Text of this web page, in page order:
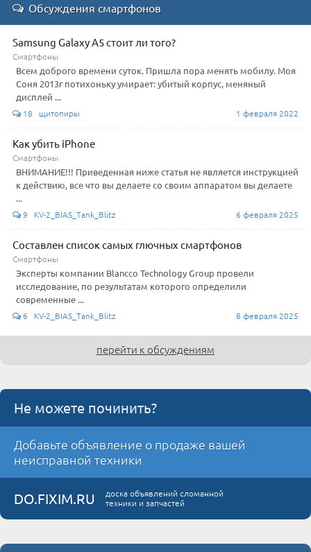
Обсуждения смартфонов
Samsung Galaxy A5 стоит ли того?
Смартфоны
Всем доброго времени суток. Пришла пора менять мобилу. Моя
Соня 2013г потихоньку умирает: убитый корпус, меняный
дисплей ...
18 щитопиры 1 февраля 2022
Как убить iPhone
Смартфоны
ВНИМАНИЕ!!! Приведенная ниже статья не является инструкцией
к действию, все что вы делаете со своим аппаратом вы делаете
...
9 KV-2_BIAS_Tank_Blitz 6 февраля 2025
Составлен список самых глючных смартфонов
Смартфоны
Эксперты компании Blancco Technology Group провели
исследование, по результатам которого определили
современные ...
6 KV-2_BIAS_Tank_Blitz 8 февраля 2025
перейти к обсуждениям
Не можете починить?
Добавьте объявление о продаже вашей
неисправной техники
DO.FIXIM.RU
доска объявлений сломанной
техники и запчастей